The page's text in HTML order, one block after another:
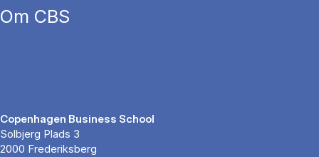
Om CBS
Copenhagen Business School
Solbjerg Plads 3
2000 Frederiksberg